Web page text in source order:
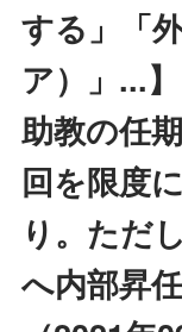
する」「
ア）」...
助教の任
回を限度
り。ただ
へ内部昇